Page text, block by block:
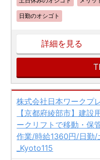
日勤のオシゴト
詳細を見る
株式会社日本ワークプ
【京都府綾部市】建設
ークリフトで移動・保
作業/時給1360円/日勤/
_Kyoto115